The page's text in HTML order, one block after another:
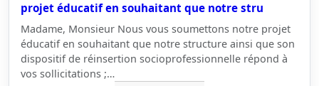
projet éducatif en souhaitant que notre stru
Madame, Monsieur Nous vous soumettons notre projet
éducatif en souhaitant que notre structure ainsi que son
dispositif de réinsertion socioprofessionnelle répond à
vos sollicitations ;…